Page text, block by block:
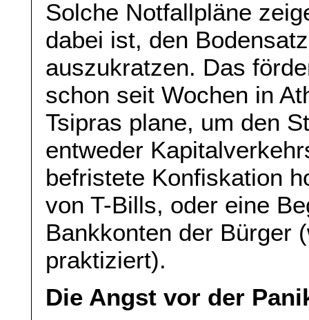
Solche Notfallpläne
dabei ist, den
auszukratzen. Das
schon seit Wochen in
Tsipras plane, um den
entweder
befristete Konfiskation
von T-Bills, oder eine
Bankkonten der Bürger
praktiziert).
Die Angst vor der